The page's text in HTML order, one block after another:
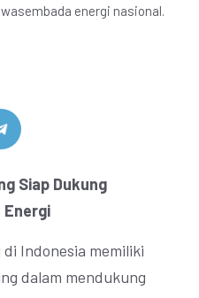
energi nasional.
Siap Dukung
Energi
Indonesia memiliki
dalam mendukung